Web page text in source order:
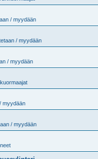
/ myydään
/ myydään
/ myydään
myydään
/ myydään